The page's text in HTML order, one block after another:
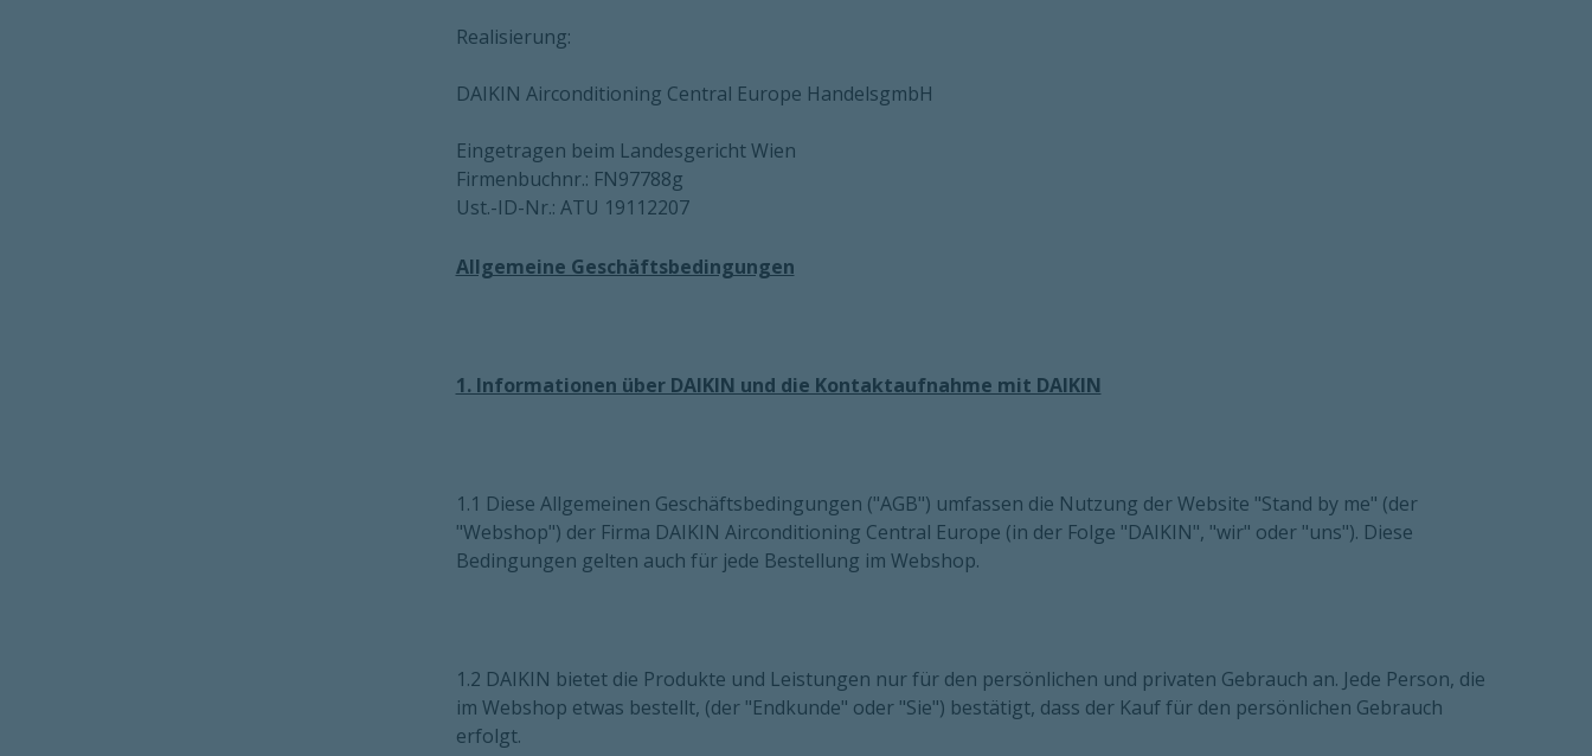
Realisierung:
DAIKIN Airconditioning Central Europe HandelsgmbH
Eingetragen beim Landesgericht Wien
Firmenbuchnr.: FN97788g
Ust.-ID-Nr.: ATU 19112207
Allgemeine Geschäftsbedingungen
1. Informationen über DAIKIN und die Kontaktaufnahme mit DAIKIN
1.1 Diese Allgemeinen Geschäftsbedingungen ("AGB") umfassen die Nutzung der Website "Stand by me" (der
"Webshop") der Firma DAIKIN Airconditioning Central Europe (in der Folge "DAIKIN", "wir" oder "uns"). Diese
Bedingungen gelten auch für jede Bestellung im Webshop.
1.2 DAIKIN bietet die Produkte und Leistungen nur für den persönlichen und privaten Gebrauch an. Jede Person, die
im Webshop etwas bestellt, (der "Endkunde" oder "Sie") bestätigt, dass der Kauf für den persönlichen Gebrauch
erfolgt.